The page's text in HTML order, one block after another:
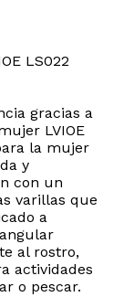
LS022
gracias a
LVIOE
la mujer
y
con un
varillas que
a
al rostro,
actividades
o pescar.